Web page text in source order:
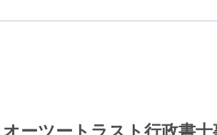
オーツートラスト行政書